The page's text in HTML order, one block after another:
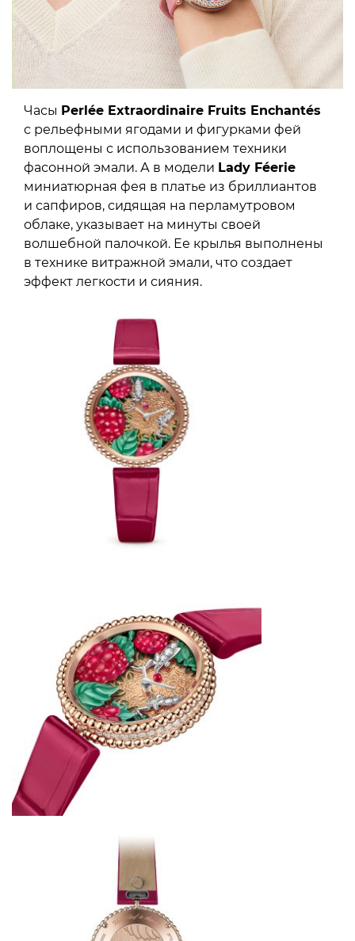
Часы Perlée Extraordinaire Fruits Enchantés
с рельефными ягодами и фигурками фей
воплощены с использованием техники
фасонной эмали. А в модели Lady Féerie
миниатюрная фея в платье из бриллиантов
и сапфиров, сидящая на перламутровом
облаке, указывает на минуты своей
волшебной палочкой. Ее крылья выполнены
в технике витражной эмали, что создает
эффект легкости и сияния.